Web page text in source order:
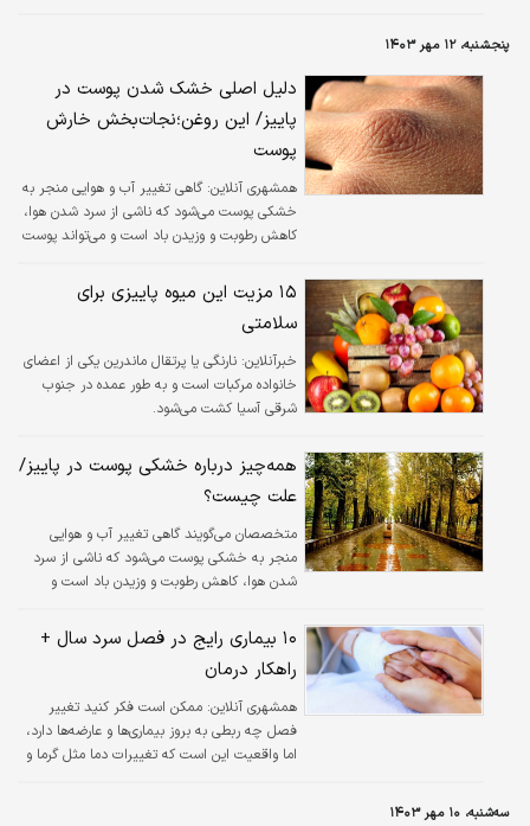
پنجشنبه، ۱۲ مهر ۱۴۰۳
دلیل اصلی خشک شدن پوست در
پاییز/ این روغن؛نجات‌بخش خارش
پوست
همشهری آنلاین:گاهی تغییر آب‌ و هوایی منجر به
خشکی پوست می‌شود که ناشی از سرد شدن هوا،
کاهش رطوبت و وزیدن باد است و می‌تواند پوست
۱۵ مزیت این میوه پاییزی برای
سلامتی
خبرآنلاین: نارنگی یا پرتقال ماندرین یکی از اعضای
خانواده مرکبات است و به طور عمده در جنوب
شرقی آسیا کشت می‌شود.
همه‌چیز درباره خشکی پوست در پاییز/
علت چیست؟
متخصصان می‌گویند گاهی تغییر آب‌ و هوایی
منجر به خشکی پوست می‌شود که ناشی از سرد
شدن هوا، کاهش رطوبت و وزیدن باد است و
۱۰ بیماری رایج در فصل سرد سال +
راهکار درمان
همشهری آنلاین: ممکن است فکر کنید تغییر
فصل چه ربطی به بروز بیماری‌ها و عارضه‌ها دارد،
اما واقعیت این است که تغییرات دما مثل گرما و
سه‌شنبه، ۱۰ مهر ۱۴۰۳